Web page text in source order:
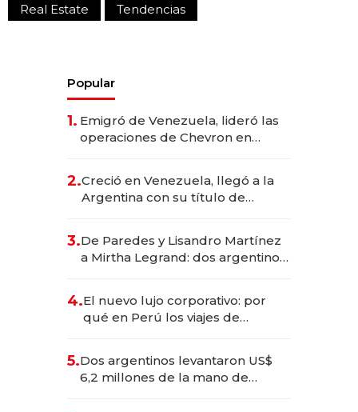
Real Estate
Tendencias
Popular
1. Emigró de Venezuela, lideró las
operaciones de Chevron en
2.Creció en Venezuela, llegó a la
Argentina con su título de
las marcas "fast premium"
3.De Paredes y Lisandro Martínez
a Mirtha Legrand: dos argentinos
4.El nuevo lujo corporativo: por
qué en Perú los viajes de
transformadoras
5.Dos argentinos levantaron US$
6,2 millones de la mano de